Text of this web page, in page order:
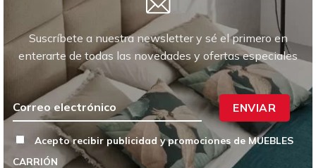
Suscríbete a nuestra newsletter y sé el primero en
enterarte de todas las novedades y ofertas especiales
Acepto recibir publicidad y promociones de MUEBLES
CARRIÓN
ENVIAR